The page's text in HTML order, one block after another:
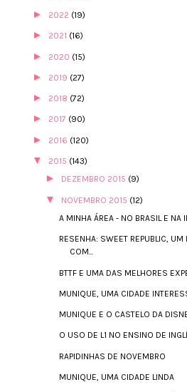
► 2022 (19)
► 2021 (16)
► 2020 (15)
► 2019 (27)
► 2018 (72)
► 2017 (90)
► 2016 (120)
▼ 2015 (143)
► DEZEMBRO 2015 (9)
▼ NOVEMBRO 2015 (12)
A MINHA ÁREA - NO BRASIL E NA
RESENHA: SWEET REPUBLIC, UM
COM...
BTTF E UMA DAS MELHORES
MUNIQUE, UMA CIDADE
MUNIQUE E O CASTELO DA
O USO DE L1 NO ENSINO DE
RAPIDINHAS DE NOVEMBRO
MUNIQUE, UMA CIDADE LINDA